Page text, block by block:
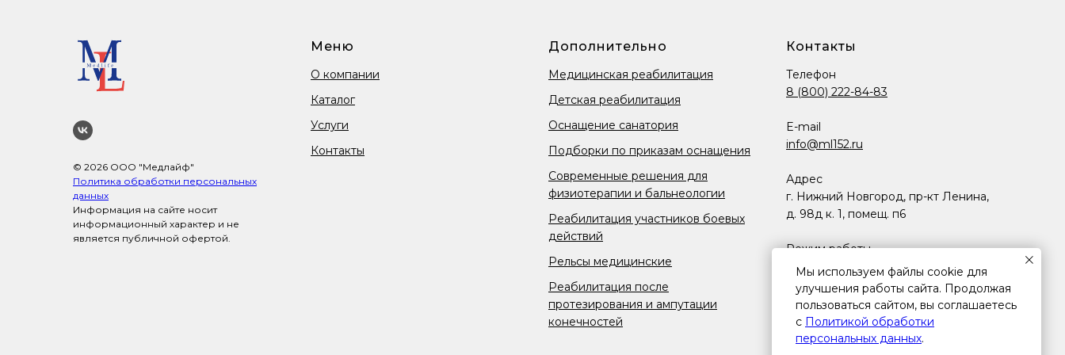
Мы используем файлы cookie для
улучшения работы сайта. Продолжая
пользоваться сайтом, вы соглашаетесь
с Политикой обработки
персональных данных.
© 2026 ООО "Медлайф"
Политика обработки персональных
данных
Информация на сайте носит
информационный характер и не
является публичной офертой.
Меню
О компании
Каталог
Услуги
Контакты
Дополнительно
Медицинская реабилитация
Детская реабилитация
Оснащение санатория
Подборки по приказам оснащения
Современные решения для
физиотерапии и бальнеологии
Реабилитация участников боевых
действий
Рельсы медицинские
Реабилитация после
протезирования и ампутации
конечностей
Контакты
Телефон
8 (800) 222-84-83
E-mail
info@ml152.ru
Адрес
г. Нижний Новгород, пр-кт Ленина,
д. 98д к. 1, помещ. п6
Режим работы
Пн-Пт.: 8:00-17:00 (МСК)